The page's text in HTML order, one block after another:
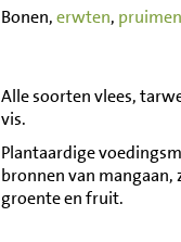
Bonen,erwten, pruimen
Alle soorten vlees,
vis.
Plantaardige
bronnen van
groente en fruit.